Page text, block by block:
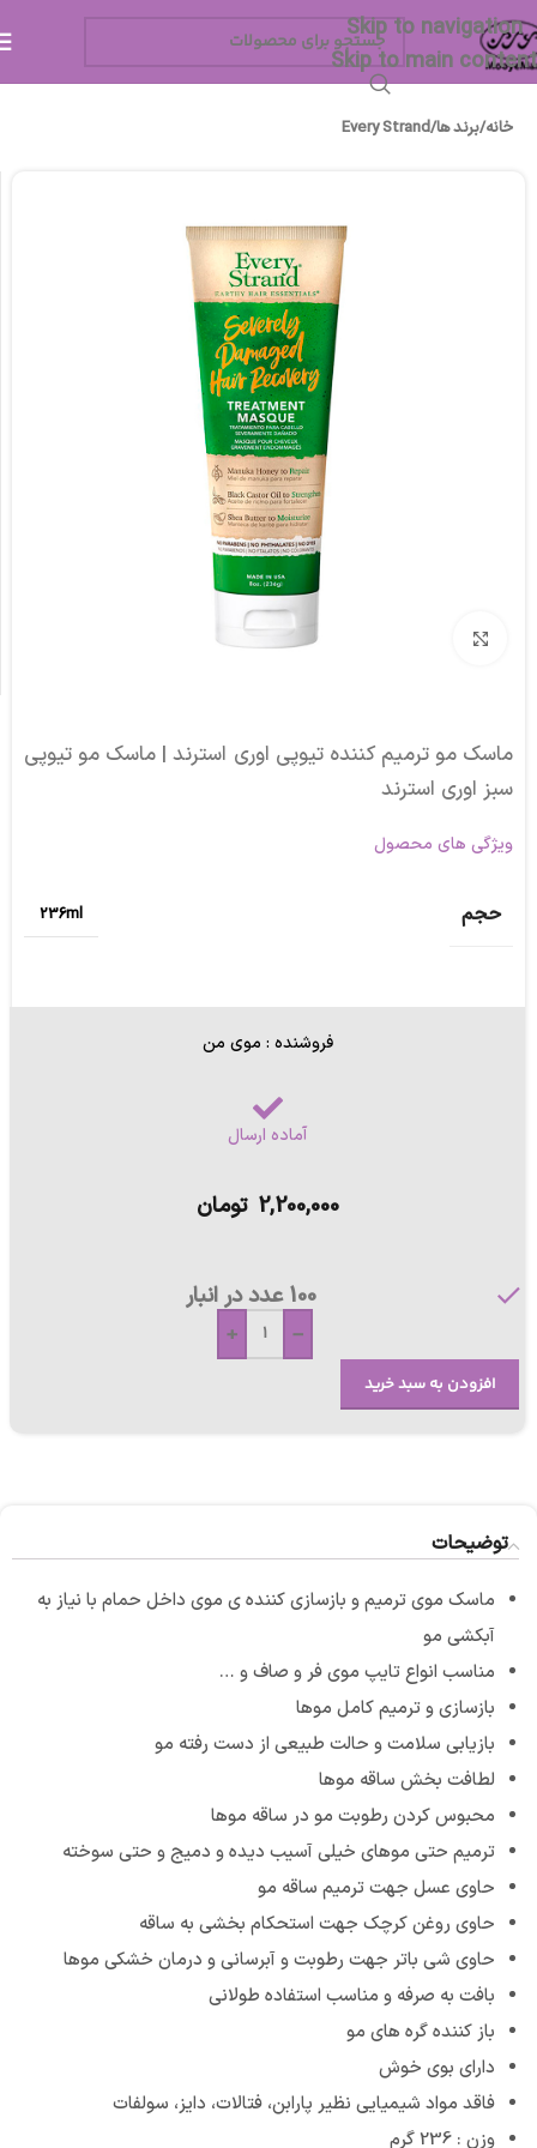
Skip to navigation
Skip to main content
خانه/برند ها/
Every Strand
برای بزرگنمایی کلیک کنید
ماسک مو ترمیم کننده تیوپی اوری استرند | ماسک مو تیوپی
سبز اوری استرند
ویژگی های محصول
حجم 236ml
فروشنده : موی من
آماده ارسال
2,200,000 تومان
100 عدد در انبار
-
+
افزودن به سبد خرید
توضیحات
ماسک موی ترمیم و بازسازی کننده ی موی داخل حمام با نیاز به
آبکشی مو
مناسب انواع تایپ موی فر و صاف و …
بازسازی و ترمیم کامل موها
بازیابی سلامت و حالت طبیعی از دست رفته مو
لطافت بخش ساقه موها
محبوس کردن رطوبت مو در ساقه موها
ترمیم حتی موهای خیلی آسیب دیده و دمیج و حتی سوخته
حاوی عسل جهت ترمیم ساقه مو
حاوی روغن کرچک جهت استحکام بخشی به ساقه
حاوی شی باتر جهت رطوبت و آبرسانی و درمان خشکی موها
بافت به صرفه و مناسب استفاده طولانی
باز کننده گره های مو
دارای بوی خوش
فاقد مواد شیمیایی نظیر پارابن، فتالات، دایز، سولفات
وزن : 236 گرم